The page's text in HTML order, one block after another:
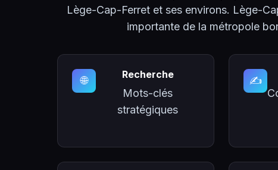
Lège-Cap-Ferret et ses environs. Lège-
importante de la métropole
🌐 Recherche
Mots-clés
stratégiques
✍️